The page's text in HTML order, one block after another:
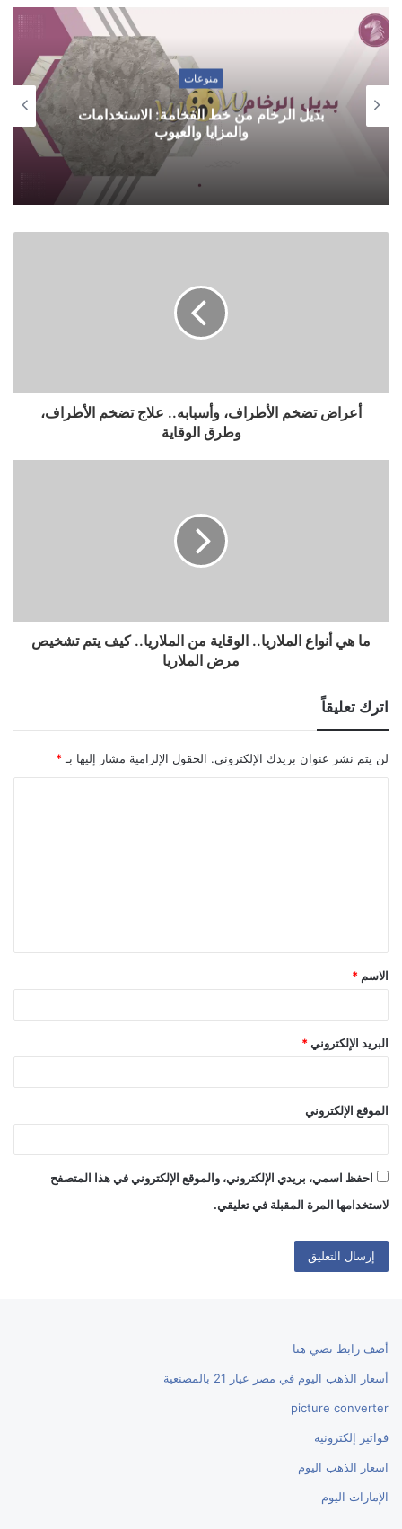
منوعات
بديل الرخام من خط الفخامة: الاستخدامات
والمزايا والعيوب
أعراض تضخم الأطراف، وأسبابه.. علاج تضخم الأطراف،
وطرق الوقاية
ما هي أنواع الملاريا.. الوقاية من الملاريا.. كيف يتم تشخيص
مرض الملاريا
اترك تعليقاً
لن يتم نشر عنوان بريدك الإلكتروني. الحقول الإلزامية مشار إليها بـ *
ق
*
الاسم *
البريد الإلكتروني *
الموقع الإلكتروني
احفظ اسمي، بريدي الإلكتروني، والموقع الإلكتروني في هذا المتصفح
لاستخدامها المرة المقبلة في تعليقي.
أضف رابط نصي هنا
أسعار الذهب اليوم في مصر عيار 21 بالمصنعية
picture converter
فواتير إلكترونية
اسعار الذهب اليوم
الإمارات اليوم